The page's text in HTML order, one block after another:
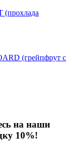
(прохлада
(грейпфрут с
на наши
10%!